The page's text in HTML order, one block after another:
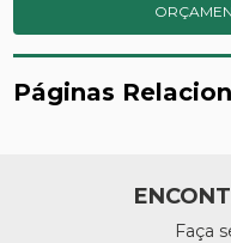
Páginas
Faça